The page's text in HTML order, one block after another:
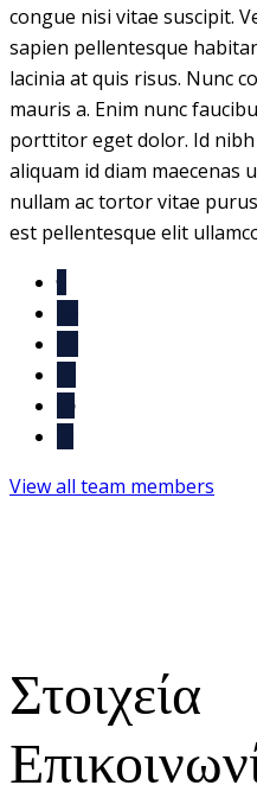
congue nisi vitae suscipit.
sapien pellentesque
lacinia at quis risus. Nunc
mauris a. Enim nunc
porttitor eget dolor. Id
aliquam id diam maecenas
nullam ac tortor vitae
est pellentesque elit
View all team members
Στοιχεία